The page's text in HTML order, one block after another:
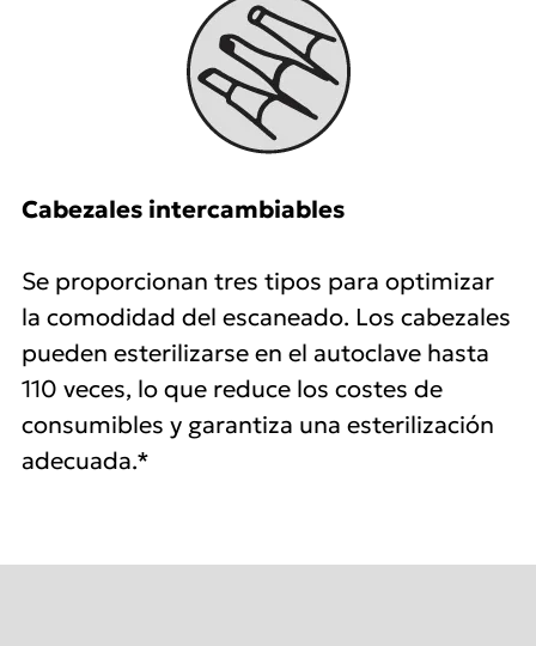
Cabezales intercambiables
Se proporcionan tres tipos para optimizar
la comodidad del escaneado. Los cabezales
pueden esterilizarse en el autoclave hasta
110 veces, lo que reduce los costes de
consumibles y garantiza una esterilización
adecuada.*